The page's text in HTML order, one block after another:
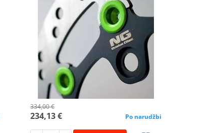
334,00 €
234,13 € Po narudžbi